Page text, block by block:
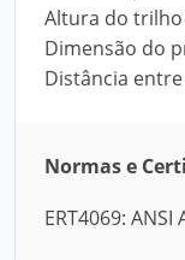
Altura do trilho
Dimensão do
Distância entre
Normas e
ERT4069: ANSI